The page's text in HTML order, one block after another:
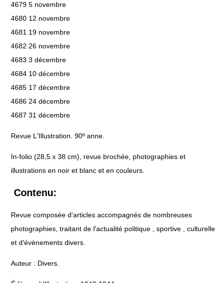
4679 5 novembre
4680 12 novembre
4681 19 novembre
4682 26 novembre
4683 3 décembre
4684 10 décembre
4685 17 décembre
4686 24 décembre
4687 31 décembre
Revue L'Illustration. 90º anne.
In-folio (28,5 x 38 cm), revue brochée, photographies et
illustrations en noir et blanc et en couleurs.
Contenu:
Revue composée d'articles accompagnés de nombreuses
photographies, traitant de l'actualité politique , sportive , culturelle
et d'évènements divers.
Auteur : Divers.